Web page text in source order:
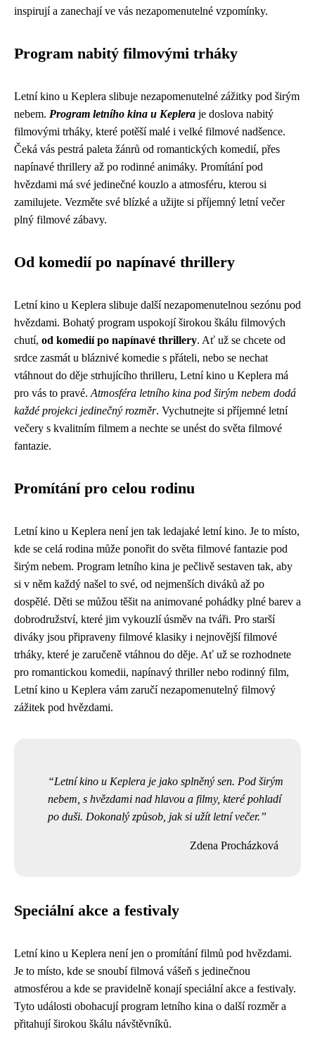
inspirují a zanechají ve vás nezapomenutelné vzpomínky.
Program nabitý filmovými trháky
Letní kino u Keplera slibuje nezapomenutelné zážitky pod širým
nebem. Program letního kina u Keplera je doslova nabitý
filmovými trháky, které potěší malé i velké filmové nadšence.
Čeká vás pestrá paleta žánrů od romantických komedií, přes
napínavé thrillery až po rodinné animáky. Promítání pod
hvězdami má své jedinečné kouzlo a atmosféru, kterou si
zamilujete. Vezměte své blízké a užijte si příjemný letní večer
plný filmové zábavy.
Od komedií po napínavé thrillery
Letní kino u Keplera slibuje další nezapomenutelnou sezónu pod
hvězdami. Bohatý program uspokojí širokou škálu filmových
chutí, od komedií po napínavé thrillery. Ať už se chcete od
srdce zasmát u bláznivé komedie s přáteli, nebo se nechat
vtáhnout do děje strhujícího thrilleru, Letní kino u Keplera má
pro vás to pravé. Atmosféra letního kina pod širým nebem dodá
každé projekci jedinečný rozměr. Vychutnejte si příjemné letní
večery s kvalitním filmem a nechte se unést do světa filmové
fantazie.
Promítání pro celou rodinu
Letní kino u Keplera není jen tak ledajaké letní kino. Je to místo,
kde se celá rodina může ponořit do světa filmové fantazie pod
širým nebem. Program letního kina je pečlivě sestaven tak, aby
si v něm každý našel to své, od nejmenších diváků až po
dospělé. Děti se můžou těšit na animované pohádky plné barev a
dobrodružství, které jim vykouzlí úsměv na tváři. Pro starší
diváky jsou připraveny filmové klasiky i nejnovější filmové
trháky, které je zaručeně vtáhnou do děje. Ať už se rozhodnete
pro romantickou komedii, napínavý thriller nebo rodinný film,
Letní kino u Keplera vám zaručí nezapomenutelný filmový
zážitek pod hvězdami.
Letní kino u Keplera je jako splněný sen. Pod širým
nebem, s hvězdami nad hlavou a filmy, které pohladí
po duši. Dokonalý způsob, jak si užít letní večer.
Zdena Procházková
Speciální akce a festivaly
Letní kino u Keplera není jen o promítání filmů pod hvězdami.
Je to místo, kde se snoubí filmová vášeň s jedinečnou
atmosférou a kde se pravidelně konají speciální akce a festivaly.
Tyto události obohacují program letního kina o další rozměr a
přitahují širokou škálu návštěvníků.